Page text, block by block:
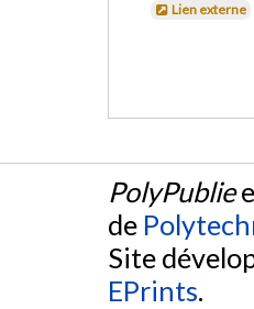
Lien externe
PolyPublie
de
Site
EPrints.